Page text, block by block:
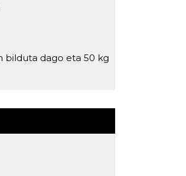
bilduta dago eta 50 kg